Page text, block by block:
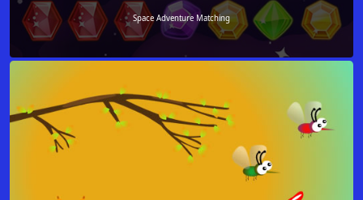
Space Adventure Matching